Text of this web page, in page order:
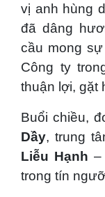
vị anh hùng
đã dâng
cầu mong
Công ty
thuận lợi, gặt
Buổi chiều,
Dầy, trung
Liễu Hạnh –
trong tín